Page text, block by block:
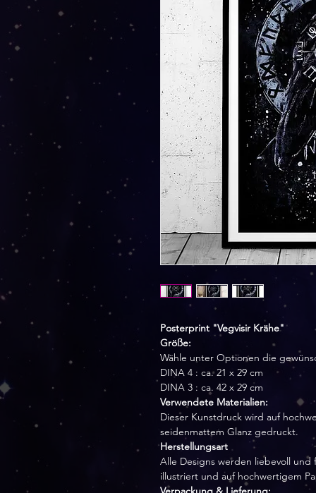
Posterprint "Vegvisir Krähe"
Größe:
Wähle unter Optionen die
DINA 4 : ca. 21 x 29 cm
DINA 3 : ca. 42 x 29 cm
Verwendete Materialien:
Dieser Kunstdruck wird auf
seidenmattem Glanz gedruckt.
Herstellungsart
Alle Designs werden liebevoll
illustriert und auf hochwertigem